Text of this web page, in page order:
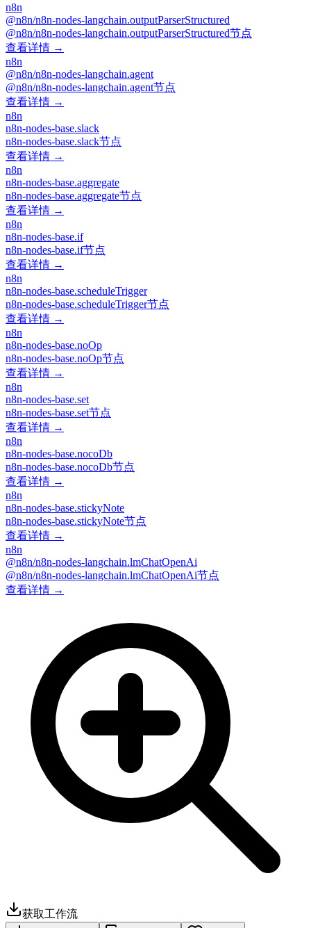
n8n
@n8n/n8n-nodes-langchain.outputParserStructured
@n8n/n8n-nodes-langchain.outputParserStructured节点
查看详情 →
n8n
@n8n/n8n-nodes-langchain.agent
@n8n/n8n-nodes-langchain.agent节点
查看详情 →
n8n
n8n-nodes-base.slack
n8n-nodes-base.slack节点
查看详情 →
n8n
n8n-nodes-base.aggregate
n8n-nodes-base.aggregate节点
查看详情 →
n8n
n8n-nodes-base.if
n8n-nodes-base.if节点
查看详情 →
n8n
n8n-nodes-base.scheduleTrigger
n8n-nodes-base.scheduleTrigger节点
查看详情 →
n8n
n8n-nodes-base.noOp
n8n-nodes-base.noOp节点
查看详情 →
n8n
n8n-nodes-base.set
n8n-nodes-base.set节点
查看详情 →
n8n
n8n-nodes-base.nocoDb
n8n-nodes-base.nocoDb节点
查看详情 →
n8n
n8n-nodes-base.stickyNote
n8n-nodes-base.stickyNote节点
查看详情 →
n8n
@n8n/n8n-nodes-langchain.lmChatOpenAi
@n8n/n8n-nodes-langchain.lmChatOpenAi节点
查看详情 →
获取工作流